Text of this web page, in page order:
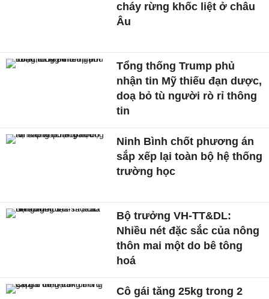
cháy rừng khốc liệt ở châu
Âu
Tổng thống Trump phủ
nhận tin Mỹ thiếu đạn dược,
doạ bỏ tù người rò rỉ thông
tin
Ninh Bình chốt phương án
sắp xếp lại toàn bộ hệ thống
trường học
Bộ trưởng VH-TT&DL:
Nhiều nét đặc sắc của nông
thôn mai một do bê tông
hoá
Cô gái tăng 25kg trong 2